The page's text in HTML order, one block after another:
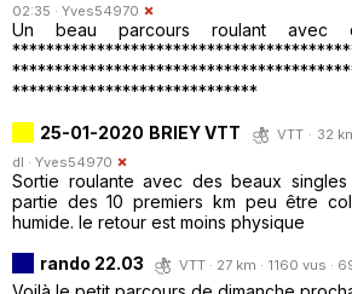
02:35 · Yves54970
Un beau parcours roulant avec
*****************************
25-01-2020 BRIEY VTT
VTT · 32
dl · Yves54970
Sortie roulante avec des beaux
partie des 10 premiers km peu être
humide. le retour est moins physique
rando 22.03
VTT · 27 km · 1160 vus ·